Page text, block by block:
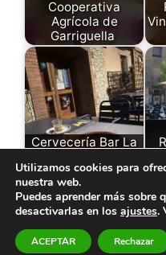
Cooperativa
Agrícola de
Garriguella
Cervecería Bar La
© 2026 El Paraíso de la
de Privacidad
Utilizamos cookies para
nuestra web.
Puedes aprender más sobre
desactivarlas en los ajustes.
ACEPTAR Rechazar